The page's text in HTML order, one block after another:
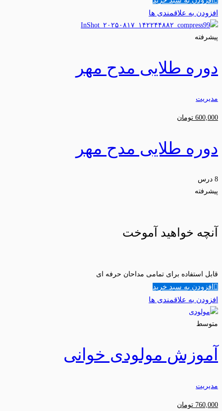
افزودن به علاقمندی ها
پیشرفته
دوره طلایی مدح مهر
مدیریت
600,000 تومان
دوره طلایی مدح مهر
8 درس
پیشرفته
آنچه خواهید آموخت
قابل استفاده برای تمامی مداحان حرفه ای
افزودن به سبد خرید
افزودن به علاقمندی ها
متوسط
آموزش مولودی خوانی
مدیریت
760,000 تومان